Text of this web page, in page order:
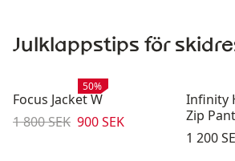
Julklappstips för
Rea:
50%
Focus Jacket W
Originalpris:
1 800 SEK Reapris:
900 SEK
Infinity
Zip
Pris:
1 200